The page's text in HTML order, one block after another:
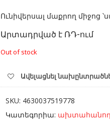
Ունիվերսալ մաքրող
Արտադրված է ՌԴ-ում
Out of stock
Ավելացնել
SKU: 4630037519778
Կատեգորիա: ախտահանող